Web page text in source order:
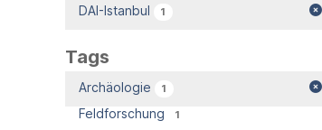
DAI-Istanbul 1
Tags
Archäologie 1
Feldforschung 1